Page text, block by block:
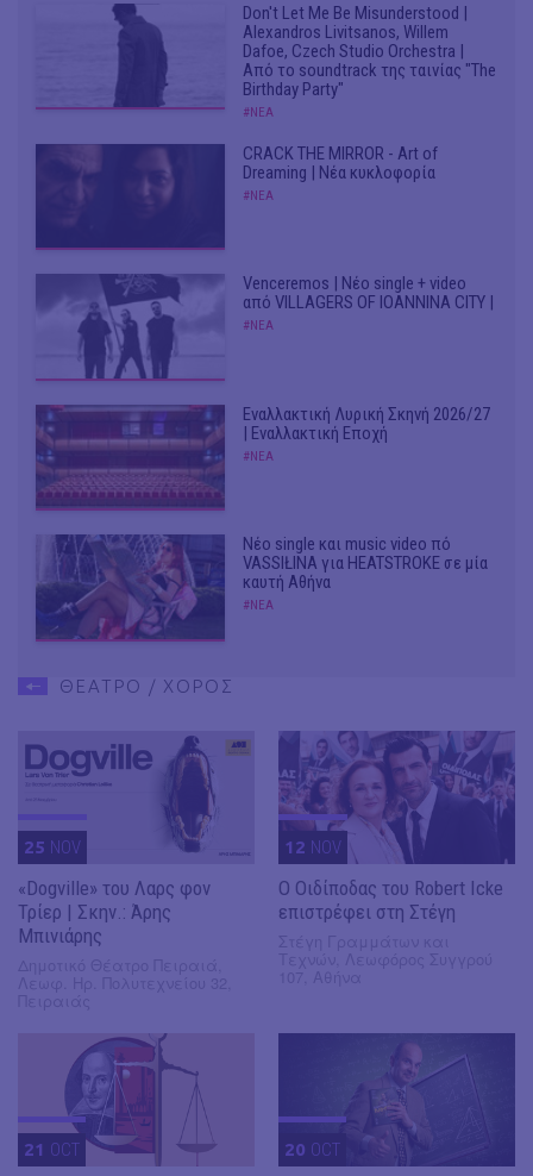
Don't Let Me Be Misunderstood |
Alexandros Livitsanos, Willem
Dafoe, Czech Studio Orchestra |
Από το soundtrack της ταινίας "The
Birthday Party"
#ΝΕΑ
CRACK THE MIRROR - Art of
Dreaming | Νέα κυκλοφορία
#ΝΕΑ
Venceremos | Νέο single + video
από VILLAGERS OF IOANNINA CITY |
#ΝΕΑ
Εναλλακτική Λυρική Σκηνή 2026/27
| Εναλλακτική Εποχή
#ΝΕΑ
Νέο single και music video πό
VASSIŁINA για HEATSTROKE σε μία
καυτή Αθήνα
#ΝΕΑ
ΘΕΑΤΡΟ / ΧΟΡΟΣ
25 NOV
«Dogville» του Λαρς φον
Τρίερ | Σκην.: Άρης
Μπινιάρης
12 NOV
O Οιδίποδας του Robert Icke
επιστρέφει στη Στέγη
21 OCT 20 OCT